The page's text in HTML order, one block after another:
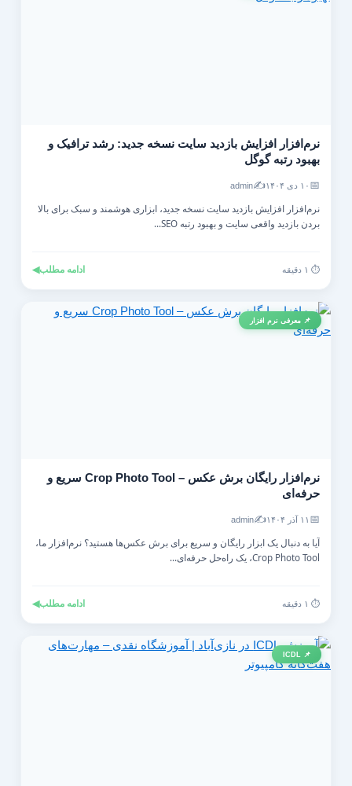
نرم‌افزار افزایش بازدید سایت نسخه جدید: رشد ترافیک و
بهبود رتبه گوگل
۱۰ دی ۱۴۰۴ ✍️
admin
نرم‌افزار افزایش بازدید سایت نسخه جدید، ابزاری هوشمند و سبک برای بالا
بردن بازدید واقعی سایت و بهبود رتبه SEO...
ادامه مطلب◀
📌 معرفی نرم افزار
نرم‌افزار رایگان برش عکس – Crop Photo Tool سریع و
حرفه‌ای
۱۱ آذر ۱۴۰۴ ✍️
admin
آیا به دنبال یک ابزار رایگان و سریع برای برش عکس‌ها هستید؟ نرم‌افزار ما،
Crop Photo Tool، یک راه‌حل حرفه‌ای...
ادامه مطلب◀
📌 ICDL